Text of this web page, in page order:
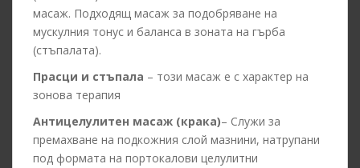
масаж. Подходящ масаж за подобряване на
мускулния тонус и баланса в зоната на гърба
(стъпалата).
Прасци и стъпала – този масаж е с характер на
зонова терапия
Антицелулитен масаж (крака)– Служи за
премахване на подкожния слой мазнини, натрупани
под формата на портокалови целулитни